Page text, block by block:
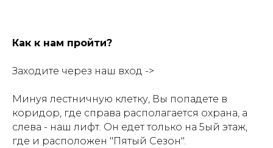
Как к нам пройти?
Заходите через наш вход ->
Минуя лестничную клетку, Вы попадете в
коридор, где справа располагается охрана, а
слева - наш лифт. Он едет только на 5ый этаж,
где и расположен "Пятый Сезон".